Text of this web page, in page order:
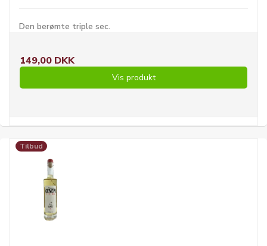
Den berømte triple sec.
149,00 DKK
Vis produkt
Tilbud